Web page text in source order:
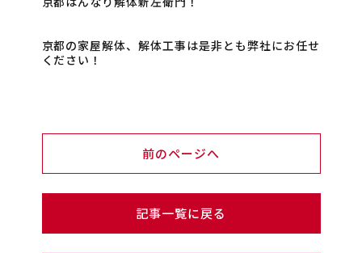
京都の家屋解体、解体工事は是非とも弊社にお任せ
ください！
前のページへ
記事一覧に戻る